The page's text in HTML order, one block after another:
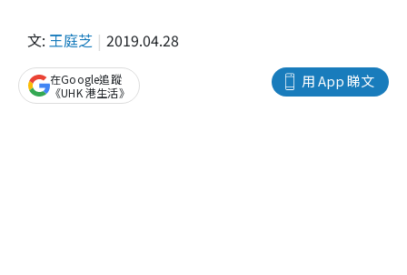
文: 王庭芝 2019.04.28
用 App 睇文
在Google追蹤
《UHK 港生活》